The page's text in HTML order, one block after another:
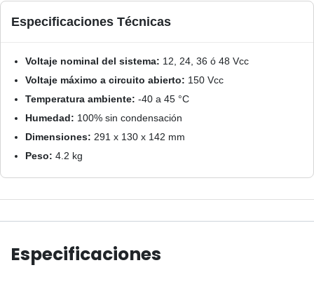
Especificaciones Técnicas
Voltaje nominal del sistema: 12, 24, 36 ó 48 Vcc
Voltaje máximo a circuito abierto: 150 Vcc
Temperatura ambiente: -40 a 45 °C
Humedad: 100% sin condensación
Dimensiones: 291 x 130 x 142 mm
Peso: 4.2 kg
Especificaciones